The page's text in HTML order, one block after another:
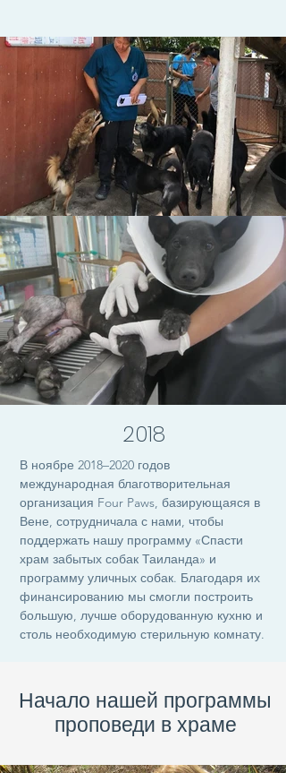
2018
В ноябре 2018–2020 годов
международная благотворительная
организация Four Paws, базирующаяся в
Вене, сотрудничала с нами, чтобы
поддержать нашу программу «Спасти
храм забытых собак Таиланда» и
программу уличных собак. Благодаря их
финансированию мы смогли построить
большую, лучше оборудованную кухню и
столь необходимую стерильную комнату.
Начало нашей программы
проповеди в храме